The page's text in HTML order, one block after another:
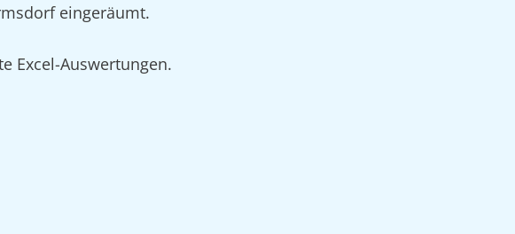
eingeräumt.
Excel-Auswertungen.